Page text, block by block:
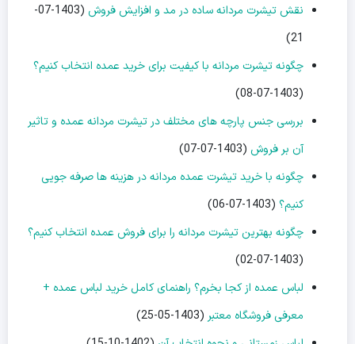
نقش تیشرت مردانه ساده در مد و افزایش فروش
(1403-07-
21)
چگونه تیشرت مردانه با کیفیت برای خرید عمده انتخاب کنیم؟
(1403-07-08)
بررسی جنس پارچه های مختلف در تیشرت مردانه عمده و تاثیر
آن بر فروش (1403-07-07)
چگونه با خرید تیشرت عمده مردانه در هزینه ها صرفه جویی
کنیم؟ (1403-07-06)
چگونه بهترین تیشرت مردانه را برای فروش عمده انتخاب کنیم؟
(1403-07-02)
لباس عمده از کجا بخرم؟ راهنمای کامل خرید لباس عمده +
معرفی فروشگاه معتبر (1403-05-25)